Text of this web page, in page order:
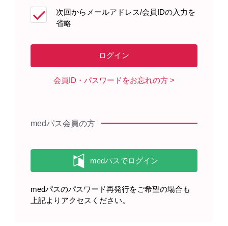
患者さんサポート資材
からご注文いただけます。
ベシケア錠・OD錠を服用される患
者さんへ（2022年12月）
次回からメールアドレス/会員IDの入力を
省略
会員ID・パスワードをお忘れの方
medパス会員の方
medパスのパスワード再発行をご希望の場合も
上記よりアクセスください。